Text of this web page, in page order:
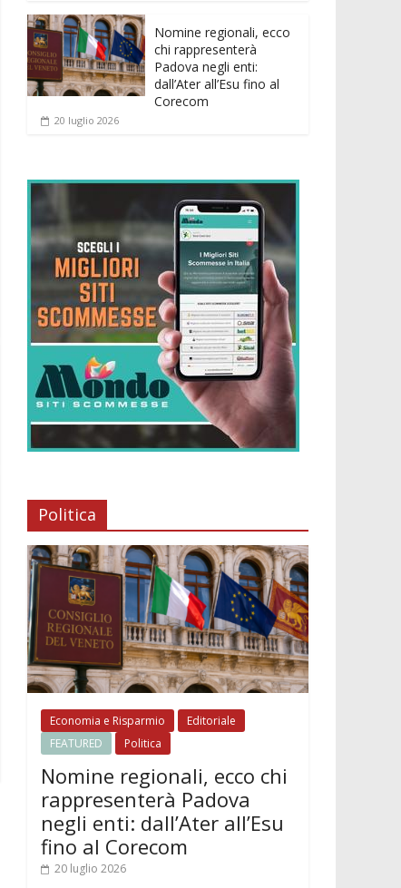
Nomine regionali, ecco
chi rappresenterà
Padova negli enti:
dall’Ater all’Esu fino al
Corecom
20 luglio 2026
Politica
Economia e Risparmio
Editoriale
FEATURED
Politica
Nomine regionali, ecco chi
rappresenterà Padova
negli enti: dall’Ater all’Esu
fino al Corecom
20 luglio 2026